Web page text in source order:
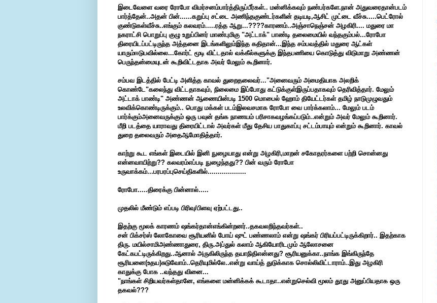
இடைவேளை வரை ரோபோ விமர்சனம்பார்த்திருப்பீர்கள்.. மன்னிக்கவும் நண்பர்களே.நான் அதுவரைதான்படம்
பார்த்தேன்..அதன் பின்......கறுப்பு சட்டை அணிந்தகுண்டர்களின் தடியடி,ஆசிட் முட்டை வீச்சு.....பெட்ரோல்
குண்டுகள்வீச்சு..எங்கும் கலவரம்.....ரத்த ஆறு...????காரணம்..அஞ்சாநெஞ்சன் அழகிரி.... மதுரை மா
நகராட்சி பொறுப்பு குழு உறுப்பினர் மாண்புமிகு "அட்டாக்" பாண்டி தலைமையில் வந்தகும்பல்...ரோபோ
திரையிடப்பட்டிருந்த அத்தனை இடங்களிலும்இந்த கதிதான்...இந்த சம்பவத்தில் மதுரை ஆட்கள்
யாரும்ஈடுபவில்லை...கோர்ட் மூடி விட்டதால் வக்கீல்களுக்கு இந்தபணியை கொடுத்து விடுமாறு அண்ணன்
பெருந்தன்மையுடன் கூறிவிட்டதாக அவர் மேலும் கூறினார்.
சம்பவ இடத்தில் பேட்டி அளித்த காவல் துறைதலைவர்..."அனைவரும் அமைதியாக அலறிக்
கொண்டே"கலைந்து விட்டதாகவும், நிலைமை இப்போது கட்டுக்குள்இருப்பதாகவும் தெரிவித்தார். மேலும்
அட்டாக் பாண்டி" அண்ணன் ஆணையின்படி 1500 மொபைல் ஹோம் தியேட்டர்கள் தமிழ் நாடுமுழுவதும்
உலவிக்கொண்டிருக்கும்.. பொது மக்கள் படம்இலவசமாக ரோபோ வை பார்க்கலாம்... மேலும் படம்
பார்க்கும்அனைவருக்கும் ஒரு பவுன் தங்க நாணயம் பரிசாகவழங்கப்படும்..என்றும் அவர் மேலும் கூறினார்.
மீறி படத்தை யாராவது திரையிட்டால் அவர்கள் மீது தேசிய பாதுகாப்பு சட்டம்பாயும் என்றும் கூறினார். காவல்
துறை தலைவரும் அதைஆமோதித்தார்.
காற்று கூட எங்கள் இடையில் இனி நுழையாது என்று அழகிரி,மாறன் சகோதரர்களை பற்றி சொன்னது
என்னவாயிற்று?? கலவரம்எப்படி நுழைந்தது?? பின் வரும் ரோபோ
உருவாக்கம்...பரபரப்புசெய்திகளில்...................
ரோபோ.....திரைக்கு பின்னால்.....
முதலில் மீண்டும் எப்படி பிரிவு/பிளவு ஏற்பட்டது..
இதற்குமூலக் காரணம் ஷங்கர்தான்எங்கின்றனர்..தகவலறிந்தவர்கள்..
சன் பிக்சர்ஸ் லோகோவை சூரியனில் போய் ஷுட் பண்ணலாம் என்று ஷங்கர் பிரியப்பட்டிருக்கிறார்.. இதற்காக
திரு. மயில்சாமிஅண்ணாதுரை, திரு.அப்துல் கலாம் ஆகியோரிடமும் ஆலோசனை
கேட்கபட்டிருக்கிறது..ஆனால் அருகிலிருந்த தயாநிதிஎன்னது? சூரியனுக்கா..நாங்க இங்கிருந்தே
சூரியனை(உதய)சுடுவோம்..தெரியுமில்லே..என்று வாய்த் துடுக்காக சொல்லிவிட்டாராம்..இது அழகிரி
காதுக்கு போக ..வந்தது வினை...
"நாங்கள் சிறியவர்கள்தானே, எங்களை மன்னிக்கக் கூடாதா..என்றுசெல்வி மூலம் தூது அனுப்பியதாக ஒரு
தகவல்???